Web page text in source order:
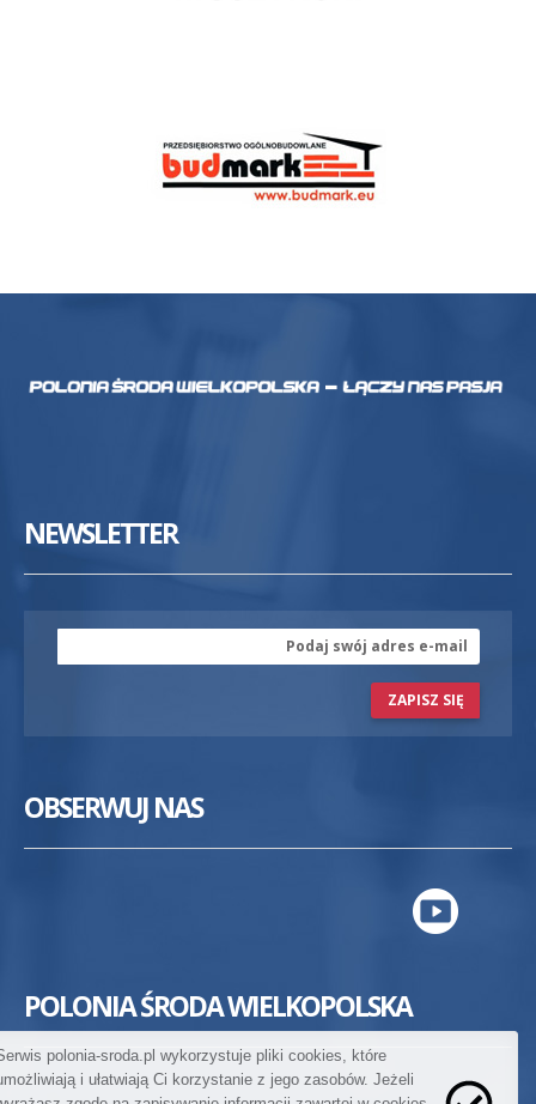
NEWSLETTER
ZAPISZ SIĘ
OBSERWUJ NAS
POLONIA ŚRODA WIELKOPOLSKA
polonia-sroda.pl wykorzystuje pliki cookies, które
i ułatwiają Ci korzystanie z jego zasobów. Jeżeli